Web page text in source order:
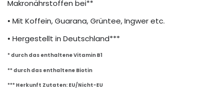
Makronährstoffen bei**
• Mit Koffein, Guarana, Grüntee, Ingwer etc.
• Hergestellt in Deutschland***
* durch das enthaltene Vitamin B1
** durch das enthaltene Biotin
*** Herkunft Zutaten: EU/Nicht-EU